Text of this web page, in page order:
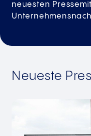
neuesten
Neueste